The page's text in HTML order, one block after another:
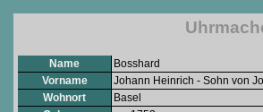
Name
Bosshard
Vorname
Johann Heinrich - Sohn von
Wohnort
Basel